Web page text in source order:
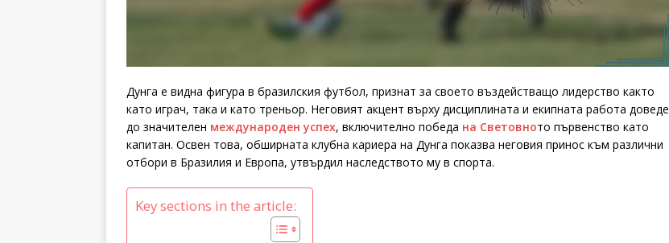
Дунга е видна фигура в бразилския футбол, признат за своето въздействащо лидерство както
като играч, така и като треньор. Неговият акцент върху дисциплината и екипната работа доведе
до значителен международен успех, включително победа на Световното първенство като
капитан. Освен това, обширната клубна кариера на Дунга показва неговия принос към различни
отбори в Бразилия и Европа, утвърдил наследството му в спорта.
Key sections in the article: